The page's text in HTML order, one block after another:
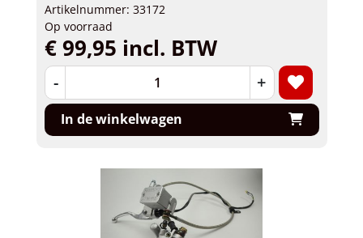
Artikelnummer: 33172
Op voorraad
€ 99,95 incl. BTW
- +
In de winkelwagen